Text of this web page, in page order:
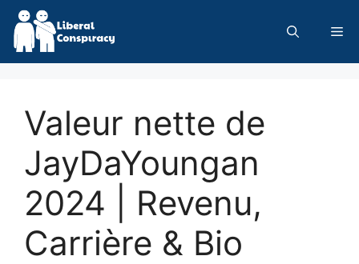
Skip
content
Valeur nette de
JayDaYoungan
2024 | Revenu,
Carrière & Bio